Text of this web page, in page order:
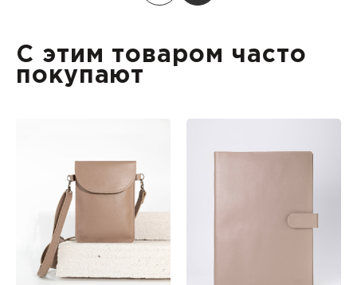
С этим товаром часто
покупают